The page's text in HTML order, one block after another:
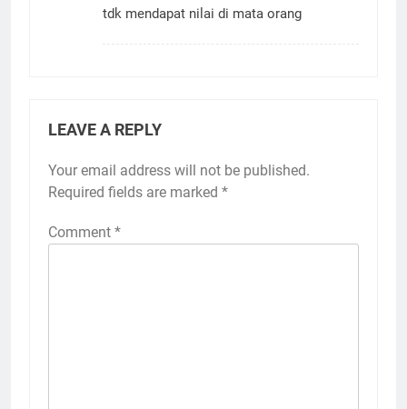
tdk mendapat nilai di mata orang
LEAVE A REPLY
Your email address will not be published.
Required fields are marked *
Comment *